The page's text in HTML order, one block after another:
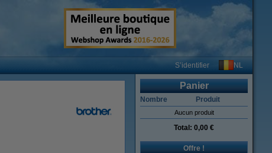
S’identifier NL
Panier
Nombre Produit
Aucun produit
Total: 0,00 €
Offre !